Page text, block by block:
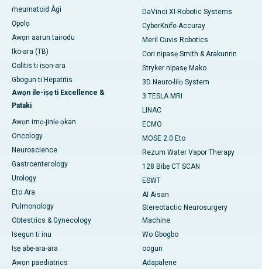
rheumatoid Àgì
Ọpọlọ
Awọn aarun tairodu
Iko-ara (TB)
Colitis ti iṣọn-ara
Gbogun ti Hepatitis
Awọn ile-iṣẹ ti Excellence &
Pataki
Awọn imọ-jinlẹ ọkan
Oncology
Neuroscience
Gastroenterology
Urology
Eto Ara
Pulmonology
Obtestrics & Gynecology
Isegun ti inu
Iṣẹ abẹ-ara-ara
Awọn paediatrics
DaVinci XI-Robotic Systems
CyberKnife-Accuray
Meril Cuvis Robotics
Cori nipasẹ Smith & Arakunrin
Stryker nipasẹ Mako
3D Neuro-lilọ System
3 TESLA MRI
LINAC
ECMO
MOSE 2.0 Eto
Rezum Water Vapor Therapy
128 Bibẹ CT SCAN
ESWT
AI Aisan
Stereotactic Neurosurgery
Machine
Wo Gbogbo
oogun
Adapalene